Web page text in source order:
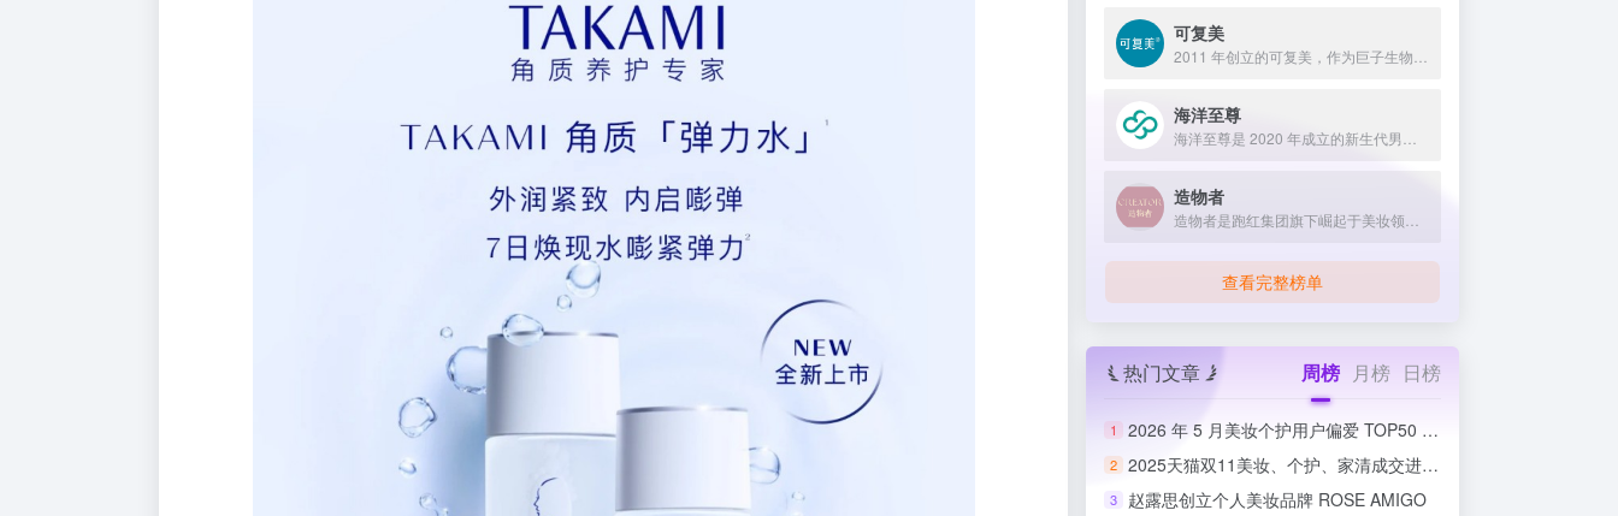
可复美
海洋至尊
造物者
查看完整榜单
热门文章 周榜 月榜 日榜
1 2026 年 5 月美妆个护用户偏爱 TOP50 榜单出炉
2 2025天猫双11美妆、个护、家清成交进度排行榜
3 赵露思创立个人美妆品牌 ROSE AMIGO